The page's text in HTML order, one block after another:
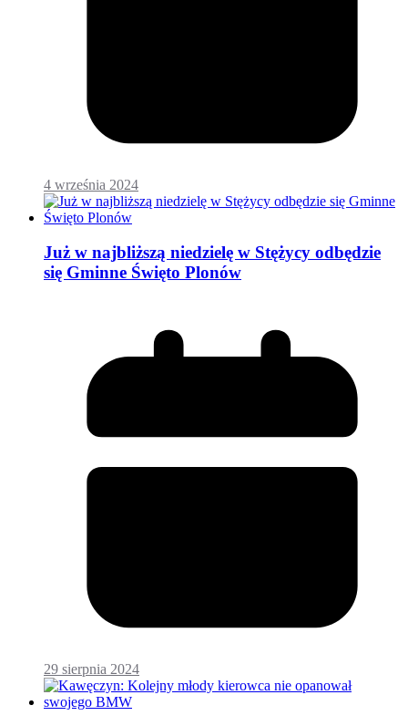
4 września 2024
Już w najbliższą niedzielę w Stężycy odbędzie
się Gminne Święto Plonów
29 sierpnia 2024